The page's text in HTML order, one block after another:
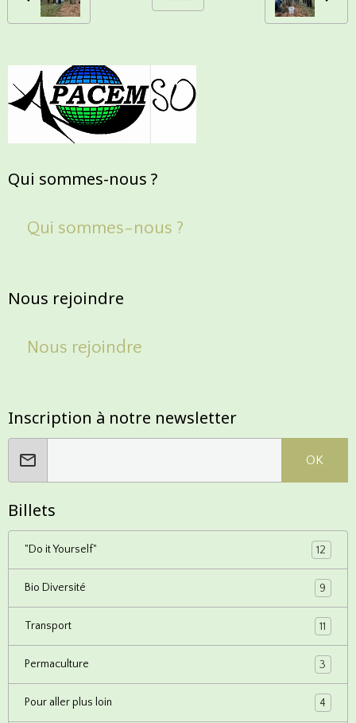
Qui sommes-nous ?
Qui sommes-nous ?
Nous rejoindre
Nous rejoindre
Inscription à notre newsletter
OK
Billets
"Do it Yourself" 12
Bio Diversité 9
Transport 11
Permaculture 3
Pour aller plus loin 4